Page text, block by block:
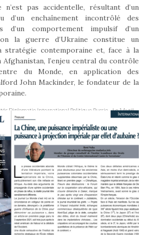
pas accidentelle, résultant d’un
d’un enchaînement incontrôlé des
d’un comportement impulsif d’un
la guerre d’Ukraine constitue un
stratégie contemporaine et, face à la
Afghanistan, l’enjeu central du contrôle
du Monde, en application des
John Mackinder, le fondateur de la
Diplomatie International Politique Russie - Le 1 Avril